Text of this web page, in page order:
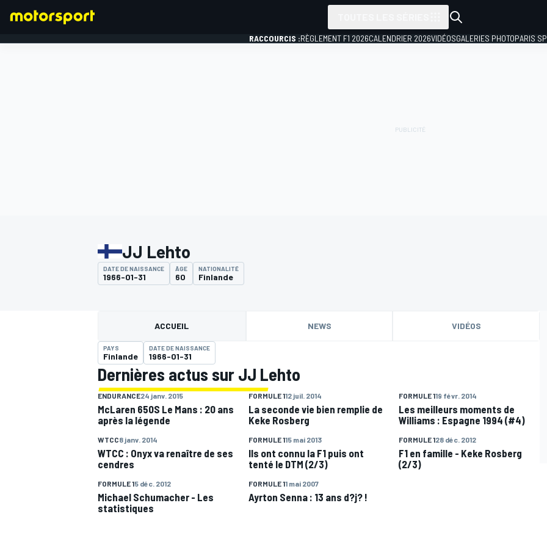
MOTOGP
RACCOURCIS :RÈGLEMENT F1 2026CALENDRIER 2026VIDÉOSGALERIES PHOTOPARIS
JJ Lehto
DATE DE NAISSANCE
1966-01-31
ÂGE
60
NATIONALITÉ
Finlande
ACCUEIL NEWS VIDÉOS
PAYS
Finlande
DATE DE NAISSANCE
1966-01-31
Dernières actus sur JJ Lehto
ENDURANCE24 janv. 2015
McLaren 650S Le Mans : 20 ans
après la légende
FORMULE 112 juil. 2014
La seconde vie bien remplie de
Keke Rosberg
FORMULE 119 févr. 2014
Les meilleurs moments de
Williams : Espagne 1994 (#4)
WTCC8 janv. 2014
WTCC : Onyx va renaître de ses
cendres
FORMULE 115 mai 2013
Ils ont connu la F1 puis ont
tenté le DTM (2/3)
FORMULE 128 déc. 2012
F1 en famille - Keke Rosberg
(2/3)
FORMULE 15 déc. 2012
Michael Schumacher - Les
statistiques
FORMULE 11 mai 2007
Ayrton Senna : 13 ans d?j? !